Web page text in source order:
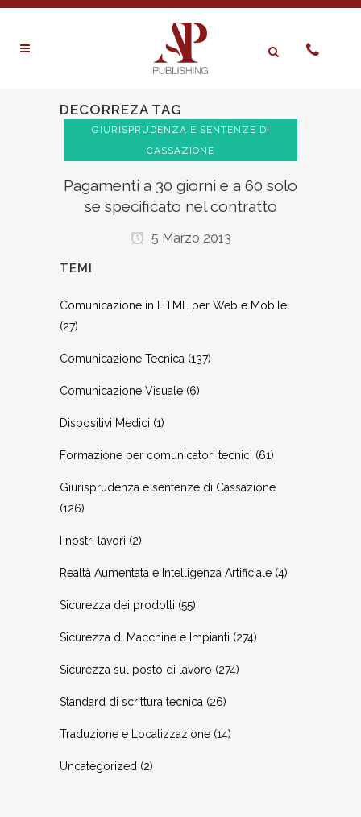
DECORREZA TAG
GIURISPRUDENZA E SENTENZE DI
CASSAZIONE
Pagamenti a 30 giorni e a 60 solo
se specificato nel contratto
5 Marzo 2013
TEMI
Comunicazione in HTML per Web e Mobile
(27)
Comunicazione Tecnica (137)
Comunicazione Visuale (6)
Dispositivi Medici (1)
Formazione per comunicatori tecnici (61)
Giurisprudenza e sentenze di Cassazione
(126)
I nostri lavori (2)
Realtà Aumentata e Intelligenza Artificiale (4)
Sicurezza dei prodotti (55)
Sicurezza di Macchine e Impianti (274)
Sicurezza sul posto di lavoro (274)
Standard di scrittura tecnica (26)
Traduzione e Localizzazione (14)
Uncategorized (2)